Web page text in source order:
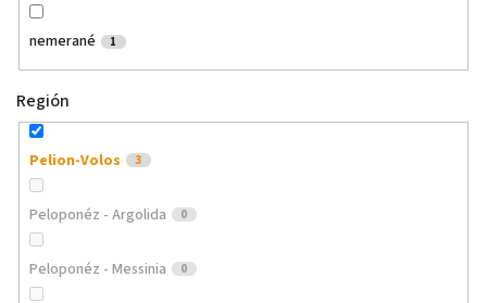
nemerané 1
Región
Pelion-Volos 3
Peloponéz - Argolida 0
Peloponéz - Messinia 0